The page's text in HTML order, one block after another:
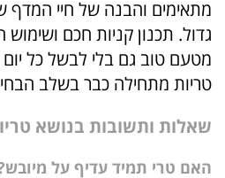
מתאימים והבנה של חיי המדף
גדול. תכנון קניות חכם
מטעם טוב גם בלי לבשל כל
טריות מתחילה כבר בשלב
שאלות ותשובות בנושא
האם טרי תמיד עדיף על